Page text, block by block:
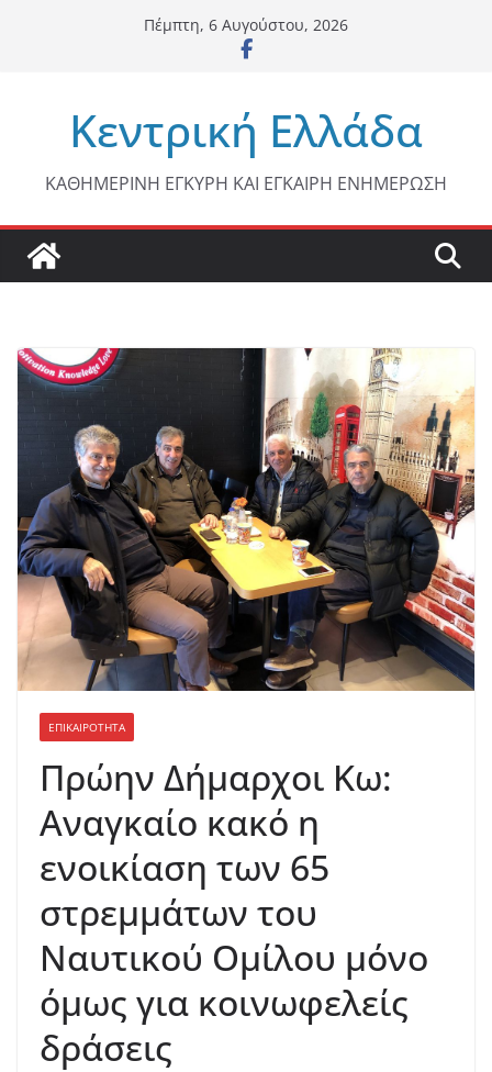
Πέμπτη, 6 Αυγούστου, 2026
Κεντρική Ελλάδα
ΚΑΘΗΜΕΡΙΝΗ ΕΓΚΥΡΗ ΚΑΙ ΕΓΚΑΙΡΗ ΕΝΗΜΕΡΩΣΗ
ΕΠΙΚΑΙΡΟΤΗΤΑ
Πρώην Δήμαρχοι Κω:
Αναγκαίο κακό η
ενοικίαση των 65
στρεμμάτων του
Ναυτικού Ομίλου μόνο
όμως για κοινωφελείς
δράσεις